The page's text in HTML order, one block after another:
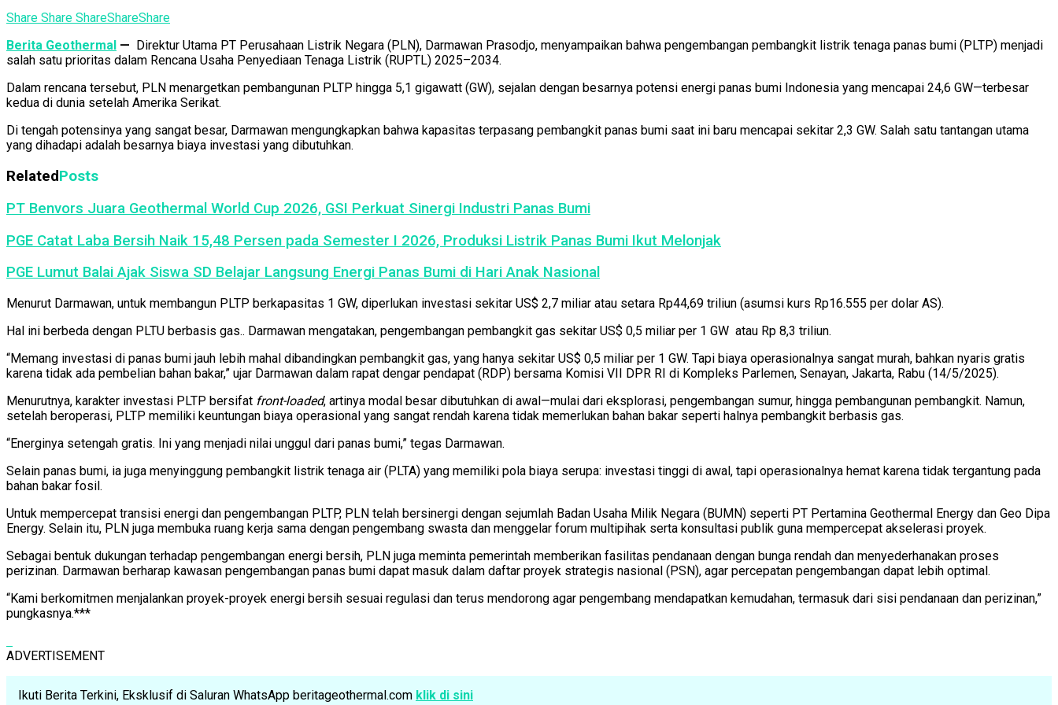
Share Share ShareShareShare
Berita Geothermal — Direktur Utama PT Perusahaan Listrik Negara (PLN), Darmawan Prasodjo, menyampaikan bahwa pengembangan pembangkit listrik tenaga panas bumi (PLTP) menjadi
salah satu prioritas dalam Rencana Usaha Penyediaan Tenaga Listrik (RUPTL) 2025–2034.
Dalam rencana tersebut, PLN menargetkan pembangunan PLTP hingga 5,1 gigawatt (GW), sejalan dengan besarnya potensi energi panas bumi Indonesia yang mencapai 24,6 GW—terbesar
kedua di dunia setelah Amerika Serikat.
Di tengah potensinya yang sangat besar, Darmawan mengungkapkan bahwa kapasitas terpasang pembangkit panas bumi saat ini baru mencapai sekitar 2,3 GW. Salah satu tantangan utama
yang dihadapi adalah besarnya biaya investasi yang dibutuhkan.
RelatedPosts
PT Benvors Juara Geothermal World Cup 2026, GSI Perkuat Sinergi Industri Panas Bumi
PGE Catat Laba Bersih Naik 15,48 Persen pada Semester I 2026, Produksi Listrik Panas Bumi Ikut Melonjak
PGE Lumut Balai Ajak Siswa SD Belajar Langsung Energi Panas Bumi di Hari Anak Nasional
Menurut Darmawan, untuk membangun PLTP berkapasitas 1 GW, diperlukan investasi sekitar US$ 2,7 miliar atau setara Rp44,69 triliun (asumsi kurs Rp16.555 per dolar AS).
Hal ini berbeda dengan PLTU berbasis gas.. Darmawan mengatakan, pengembangan pembangkit gas sekitar US$ 0,5 miliar per 1 GW atau Rp 8,3 triliun.
“Memang investasi di panas bumi jauh lebih mahal dibandingkan pembangkit gas, yang hanya sekitar US$ 0,5 miliar per 1 GW. Tapi biaya operasionalnya sangat murah, bahkan nyaris gratis
karena tidak ada pembelian bahan bakar,” ujar Darmawan dalam rapat dengar pendapat (RDP) bersama Komisi VII DPR RI di Kompleks Parlemen, Senayan, Jakarta, Rabu (14/5/2025).
Menurutnya, karakter investasi PLTP bersifat front-loaded, artinya modal besar dibutuhkan di awal—mulai dari eksplorasi, pengembangan sumur, hingga pembangunan pembangkit. Namun,
setelah beroperasi, PLTP memiliki keuntungan biaya operasional yang sangat rendah karena tidak memerlukan bahan bakar seperti halnya pembangkit berbasis gas.
“Energinya setengah gratis. Ini yang menjadi nilai unggul dari panas bumi,” tegas Darmawan.
Selain panas bumi, ia juga menyinggung pembangkit listrik tenaga air (PLTA) yang memiliki pola biaya serupa: investasi tinggi di awal, tapi operasionalnya hemat karena tidak tergantung pada
bahan bakar fosil.
Untuk mempercepat transisi energi dan pengembangan PLTP, PLN telah bersinergi dengan sejumlah Badan Usaha Milik Negara (BUMN) seperti PT Pertamina Geothermal Energy dan Geo Dipa
Energy. Selain itu, PLN juga membuka ruang kerja sama dengan pengembang swasta dan menggelar forum multipihak serta konsultasi publik guna mempercepat akselerasi proyek.
Sebagai bentuk dukungan terhadap pengembangan energi bersih, PLN juga meminta pemerintah memberikan fasilitas pendanaan dengan bunga rendah dan menyederhanakan proses
perizinan. Darmawan berharap kawasan pengembangan panas bumi dapat masuk dalam daftar proyek strategis nasional (PSN), agar percepatan pengembangan dapat lebih optimal.
“Kami berkomitmen menjalankan proyek-proyek energi bersih sesuai regulasi dan terus mendorong agar pengembang mendapatkan kemudahan, termasuk dari sisi pendanaan dan perizinan,”
pungkasnya.***
ADVERTISEMENT
Ikuti Berita Terkini, Eksklusif di Saluran WhatsApp beritageothermal.com klik di sini